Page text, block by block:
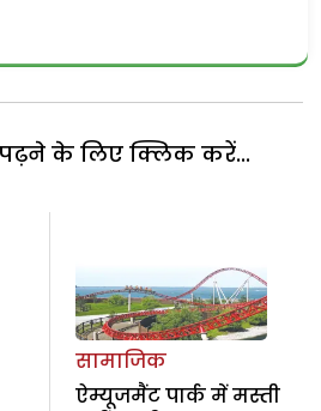
के लिए क्लिक करें...
सामाजिक
ऐम्यूजमैंट पार्क में मस्ती